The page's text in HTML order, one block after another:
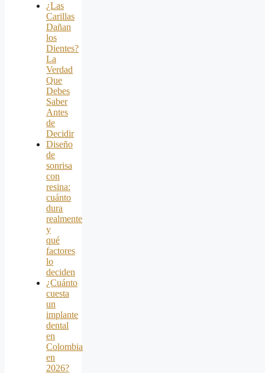
¿Las
Carillas
Dañan
los
Dientes?
La
Verdad
Que
Debes
Saber
Antes
de
Decidir
Diseño
de
sonrisa
con
resina:
cuánto
dura
realmente
y
qué
factores
lo
deciden
¿Cuánto
cuesta
un
implante
dental
en
Colombia
en
2026?